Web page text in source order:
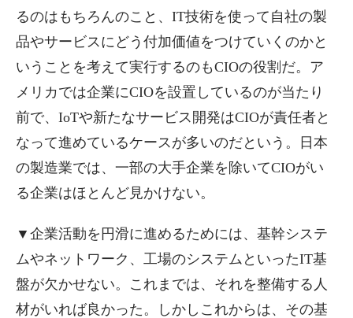
るのはもちろんのこと、IT技術を使って自社の製
品やサービスにどう付加価値をつけていくのかと
いうことを考えて実行するのもCIOの役割だ。ア
メリカでは企業にCIOを設置しているのが当たり
前で、IoTや新たなサービス開発はCIOが責任者と
なって進めているケースが多いのだという。日本
の製造業では、一部の大手企業を除いてCIOがい
る企業はほとんど見かけない。
▼企業活動を円滑に進めるためには、基幹システ
ムやネットワーク、工場のシステムといったIT基
盤が欠かせない。これまでは、それを整備する人
材がいれば良かった。しかしこれからは、その基